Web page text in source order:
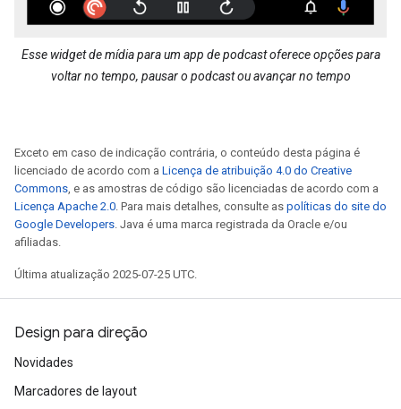
Esse widget de mídia para um app de podcast oferece opções para
voltar no tempo, pausar o podcast ou avançar no tempo
Exceto em caso de indicação contrária, o conteúdo desta página é
licenciado de acordo com a Licença de atribuição 4.0 do Creative
Commons , e as amostras de código são licenciadas de acordo com a
Licença Apache 2.0 . Para mais detalhes, consulte as políticas do site do
Google Developers . Java é uma marca registrada da Oracle e/ou
afiliadas.
Última atualização 2025-07-25 UTC.
Design para direção
Novidades
Marcadores de layout